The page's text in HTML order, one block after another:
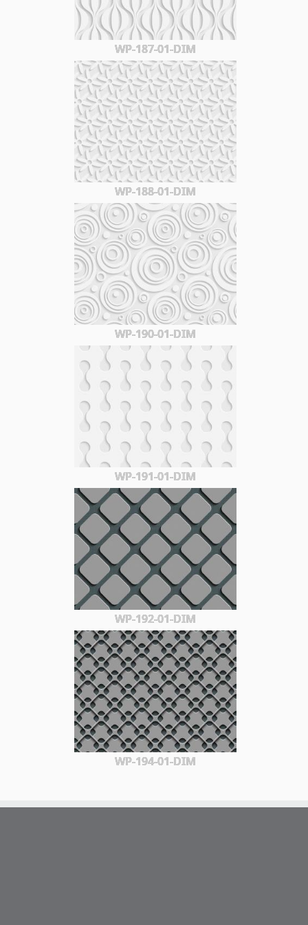
WP-187-01-DIM
WP-188-01-DIM
WP-190-01-DIM
WP-191-01-DIM
WP-192-01-DIM
WP-194-01-DIM